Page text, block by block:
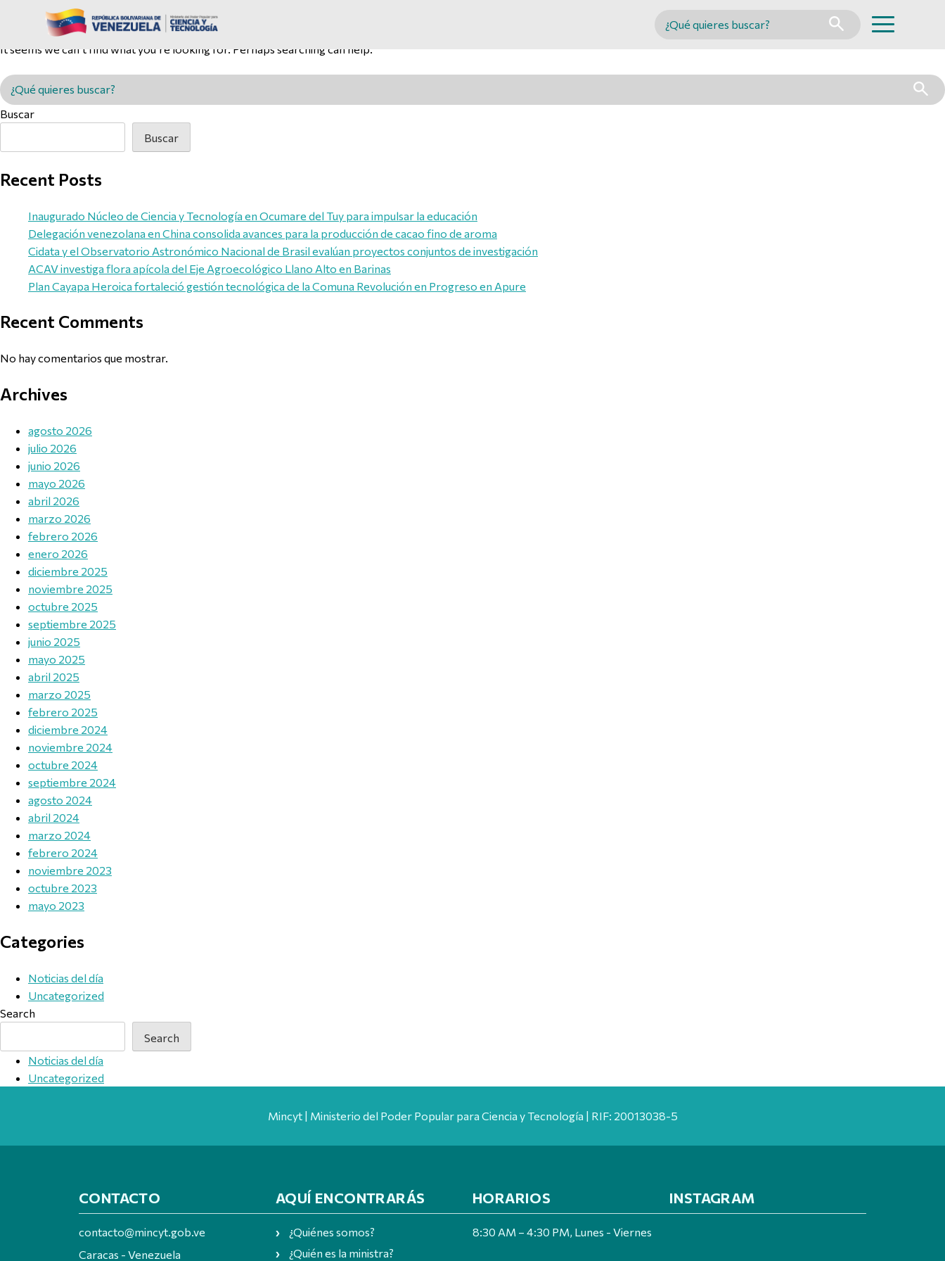
Buscar en MINCYT
Nothing Found
It seems we can’t find what you’re looking for. Perhaps searching can help.
Buscar en MINCYT
Buscar
Buscar
Recent Posts
Inaugurado Núcleo de Ciencia y Tecnología en Ocumare del Tuy para impulsar la educación
Delegación venezolana en China consolida avances para la producción de cacao fino de aroma
Cidata y el Observatorio Astronómico Nacional de Brasil evalúan proyectos conjuntos de investigación
ACAV investiga flora apícola del Eje Agroecológico Llano Alto en Barinas
Plan Cayapa Heroica fortaleció gestión tecnológica de la Comuna Revolución en Progreso en Apure
Recent Comments
No hay comentarios que mostrar.
Archives
agosto 2026
julio 2026
junio 2026
mayo 2026
abril 2026
marzo 2026
febrero 2026
enero 2026
diciembre 2025
noviembre 2025
octubre 2025
septiembre 2025
junio 2025
mayo 2025
abril 2025
marzo 2025
febrero 2025
diciembre 2024
noviembre 2024
octubre 2024
septiembre 2024
agosto 2024
abril 2024
marzo 2024
febrero 2024
noviembre 2023
octubre 2023
mayo 2023
Categories
Noticias del día
Uncategorized
Search
Search
Noticias del día
Uncategorized
Mincyt | Ministerio del Poder Popular para Ciencia y Tecnología | RIF: 20013038-5
CONTACTO
contacto@mincyt.gob.ve
Caracas - Venezuela
AQUÍ ENCONTRARÁS
¿Quiénes somos?
¿Quién es la ministra?
HORARIOS
8:30 AM – 4:30 PM, Lunes - Viernes
INSTAGRAM